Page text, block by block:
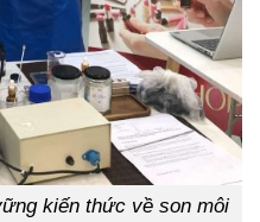
kiến thức về son môi